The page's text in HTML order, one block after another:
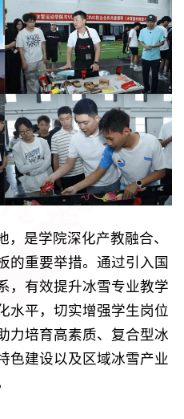
，是学院深化产教融合、
的重要举措。通过引入国
，有效提升冰雪专业教学
水平，切实增强学生岗位
力培育高素质、复合型冰
色建设以及区域冰雪产业